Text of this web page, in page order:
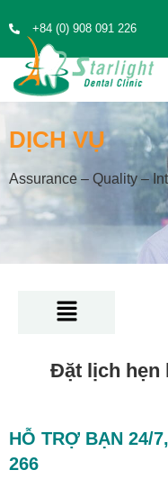
+84 (0) 908 091 226
DỊCH VỤ
Assurance – Quality –
Đặt lịch hẹn
HỖ TRỢ BẠN 24/
266